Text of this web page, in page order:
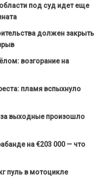
под суд идет еще
должен закрыть
возгорание на
пламя вспыхнуло
за выходные произошло
на €203 000 — что
пуль в мотоцикле